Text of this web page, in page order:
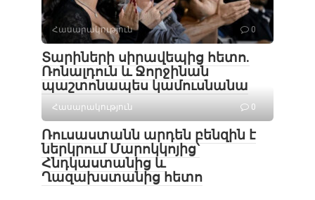
Հասարակություն 0
Տարիների սիրավեպից հետո․
Ռոնալդուն և Ջորջինան
պաշտոնապես կամուսնանա
Հասարակություն 0
Ռուսաստանն արդեն բենզին է
ներկրում Մարոկկոյից՝
Հնդկաստանից և
Ղազախստանից հետո